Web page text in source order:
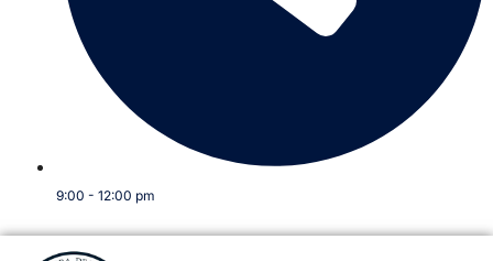
9:00 - 12:00 pm